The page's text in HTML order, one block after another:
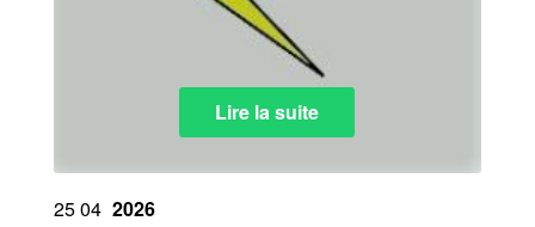
Lire la suite
2504 2026